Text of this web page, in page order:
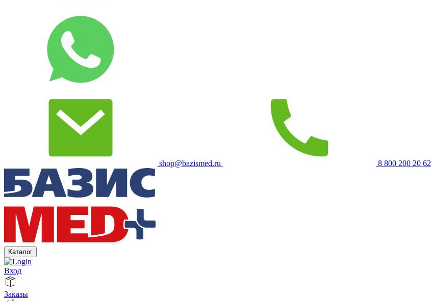
shop@bazismed.ru 8 800 200 20 62
Каталог
Вход
Заказы